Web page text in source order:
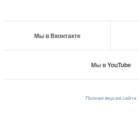
Мы в Вконтакте
Мы в YouTube
Полная версия сайта